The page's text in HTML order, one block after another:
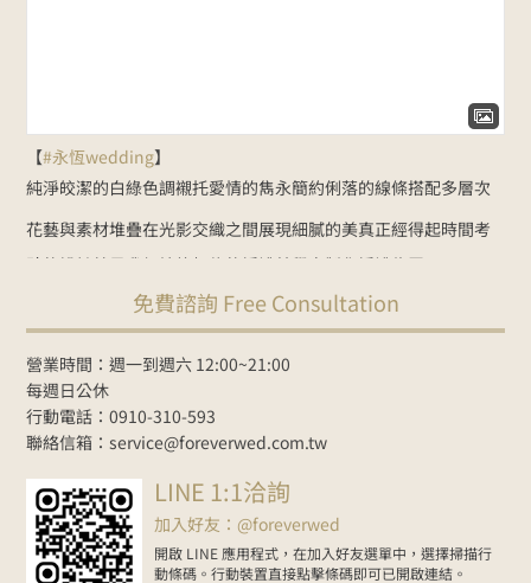
【#永恆wedding】
純淨皎潔的白綠色調襯托愛情的雋永簡約俐落的線條搭配多層次
花藝與素材堆疊在光影交織之間展現細膩的美真正經得起時間考
驗的設計 就是我們始終相信的婚禮美學 客製化婚禮佈置：
Line諮詢 goo.gl/zbYK49新人預約官網
紀錄 #婚禮樂團
2026-06-01
免費諮詢 Free Consultation
營業時間：週一到週六 12:00~21:00
每週日公休
行動電話：0910-310-593
聯絡信箱：service@foreverwed.com.tw
LINE 1:1洽詢
加入好友：@foreverwed
開啟 LINE 應用程式，在加入好友選單中，選擇掃描行
動條碼。行動裝置直接點擊條碼即可已開啟連結。